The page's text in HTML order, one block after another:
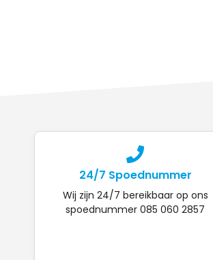
24/7 Spoednummer
Wij zijn 24/7 bereikbaar op ons
spoednummer 085 060 2857